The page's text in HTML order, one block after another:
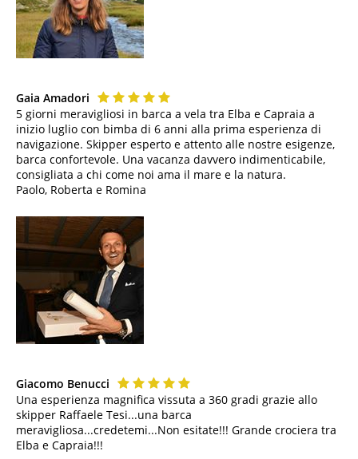
Gaia Amadori
5 giorni meravigliosi in barca a vela tra Elba e Capraia a
inizio luglio con bimba di 6 anni alla prima esperienza di
navigazione. Skipper esperto e attento alle nostre esigenze,
barca confortevole. Una vacanza davvero indimenticabile,
consigliata a chi come noi ama il mare e la natura.
Paolo, Roberta e Romina
Giacomo Benucci
Una esperienza magnifica vissuta a 360 gradi grazie allo
skipper Raffaele Tesi...una barca
meravigliosa...credetemi...Non esitate!!! Grande crociera tra
Elba e Capraia!!!